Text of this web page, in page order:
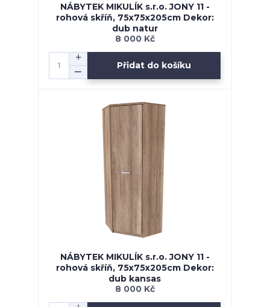
NÁBYTEK MIKULÍK s.r.o. JONY 11 -
rohová skříň, 75x75x205cm Dekor:
dub natur
8 000 Kč
Přidat do košíku
NÁBYTEK MIKULÍK s.r.o. JONY 11 -
rohová skříň, 75x75x205cm Dekor:
dub kansas
8 000 Kč